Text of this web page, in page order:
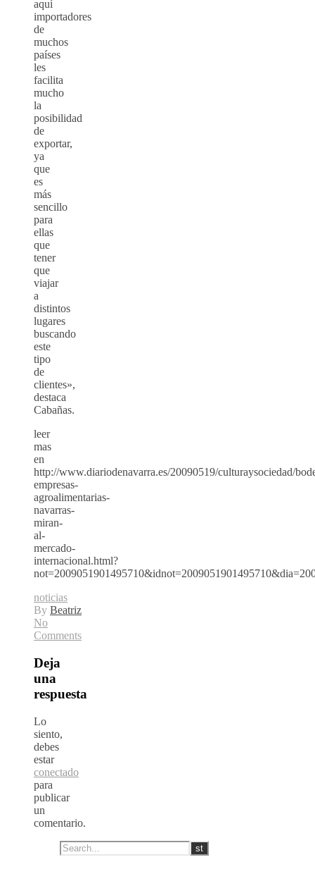
aquí
importadores
de
muchos
países
les
facilita
mucho
la
posibilidad
de
exportar,
ya
que
es
más
sencillo
para
ellas
que
tener
que
viajar
a
distintos
lugares
buscando
este
tipo
de
clientes»,
destaca
Cabañas.
leer
mas
en
http://www.diariodenavarra.es/20090519/culturaysociedad/
empresas-
agroalimentarias-
navarras-
miran-
al-
mercado-
internacional.html?
noticias
By Beatriz
No
Comments
Deja
una
respuesta
Lo
siento,
debes
estar
conectado
para
publicar
un
comentario.